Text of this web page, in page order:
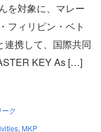
を対象に、マレー
フィリピン・ベト
連携して、国際共同
KEY As […]
ク
, MKP